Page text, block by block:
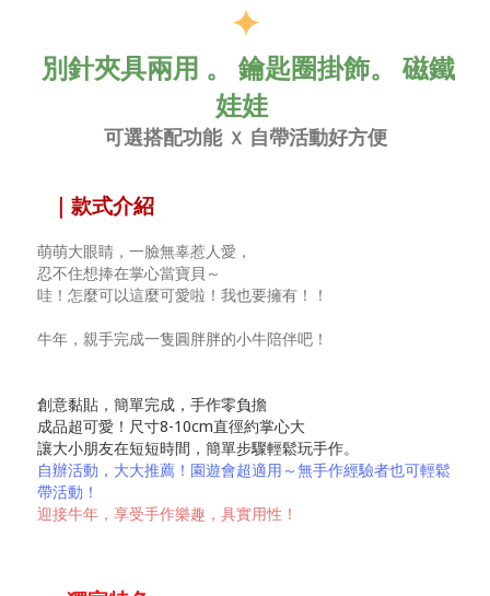
✦
別針夾具兩用 。 鑰匙圈掛飾。
磁鐵
娃娃
可選搭配功能 Ｘ 自帶活動好方便
｜款式介紹
萌萌大眼睛，一臉無辜惹人愛，
忍不住想捧在掌心當寶貝～
哇！怎麼可以這麼可愛啦！我也要擁有！！
牛年，親手完成一隻圓胖胖的小牛陪伴吧！
創意黏貼，簡單完成，手作零負擔
成品超可愛！尺寸8-10cm直徑約掌心大
讓大小朋友在短短時間，簡單步驟輕鬆玩手作。
自辦活動，大大推薦！園遊會超適用～無手作經驗者也可輕鬆
帶活動！
迎接牛年，享受手作樂趣，具實用性！